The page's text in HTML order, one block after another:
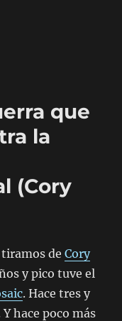
que
la
(Cory
tiramos deCory
y pico tuve el
. Hace tres y
Y hace poco más